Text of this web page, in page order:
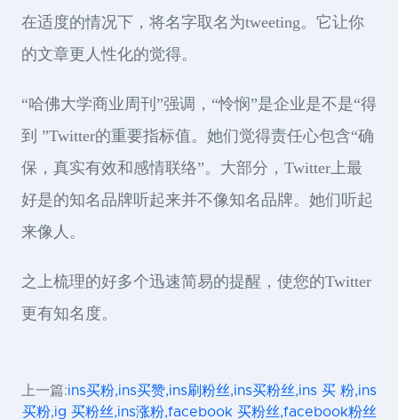
在适度的情况下，将名字取名为tweeting。它让你
的文章更人性化的觉得。
“哈佛大学商业周刊”强调，“怜悯”是企业是不是“得
到 ”Twitter的重要指标值。她们觉得责任心包含“确
保，真实有效和感情联络”。大部分，Twitter上最
好是的知名品牌听起来并不像知名品牌。她们听起
来像人。
之上梳理的好多个迅速简易的提醒，使您的Twitter
更有知名度。
上一篇:ins买粉,ins买赞,ins刷粉丝,ins买粉丝,ins 买 粉,ins
买粉,ig 买粉丝,ins涨粉,facebook 买粉丝,facebook粉丝